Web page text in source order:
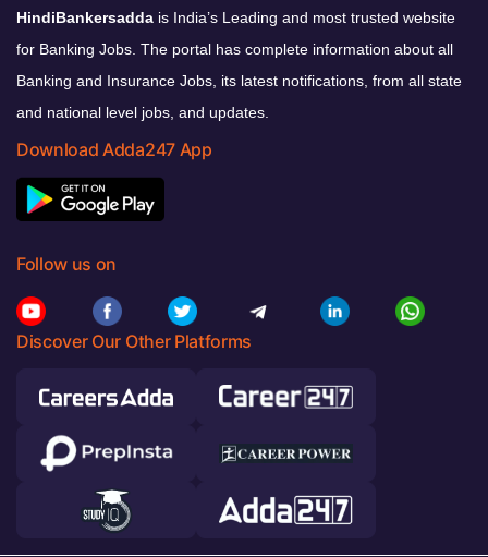
HindiBankersadda is India’s Leading and most trusted website
for Banking Jobs. The portal has complete information about all
Banking and Insurance Jobs, its latest notifications, from all state
and national level jobs, and updates.
Download Adda247 App
Follow us on
Discover Our Other Platforms